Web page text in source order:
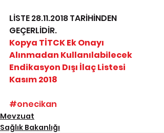
LİSTE 28.11.2018 TARİHİNDEN
GEÇERLİDİR.
Kopya TİTCK Ek Onayı
Alınmadan Kullanılabilecek
Endikasyon Dışı İlaç Listesi
Kasım 2018
#onecikan
Mevzuat
Sağlık Bakanlığı